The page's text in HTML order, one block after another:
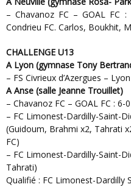
– Chavanoz FC – GOAL FC
Condrieu FC. Carlos, Boukhit,
CHALLENGE U13
A Lyon (gymnase Tony
– FS Civrieux d’Azergues –
A Anse (salle Jeanne Trouillet)
– Chavanoz FC – GOAL FC :
– FC Limonest-Dardilly-Saint-
(Guidoum, Brahmi x2, Tahrati
FC)
– FC Limonest-Dardilly-Saint-
Tahrati)
Qualifié : FC Limonest-Dardilly